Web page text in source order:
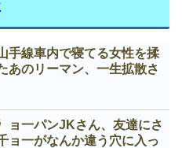
手線車内で寝てる女性を揉
あのリーマン、一生拡散さ
ョ一パンJKさん、友達にさ
ョ一がなんか違う穴に入っ